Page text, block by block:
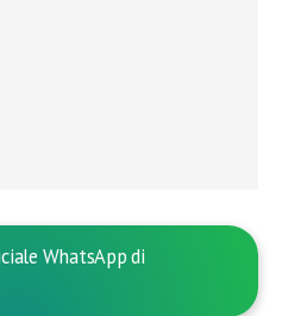
WhatsApp di